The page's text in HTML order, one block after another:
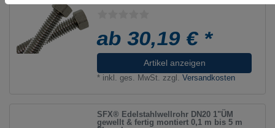
ab 30,19 € *
Artikel anzeigen
* inkl. ges. MwSt. zzgl.Versandkosten
SFX® Edelstahlwellrohr DN20 1"ÜM
gewellt & fertig montiert 0,1 m bis 5 m